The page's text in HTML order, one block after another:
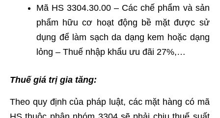
Mã HS 3304.30.00 – Các chế phẩm và sản
phẩm hữu cơ hoạt động bề mặt được sử
dụng để làm sạch da dạng kem hoặc dạng
lỏng – Thuế nhập khẩu ưu đãi 27%,…
Thuế giá trị gia tăng:
Theo quy định của pháp luật, các mặt hàng có mã